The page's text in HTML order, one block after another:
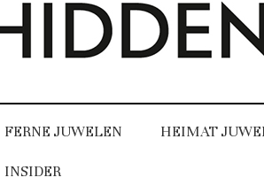
FERNE JUWELEN HEIMAT
INSIDER